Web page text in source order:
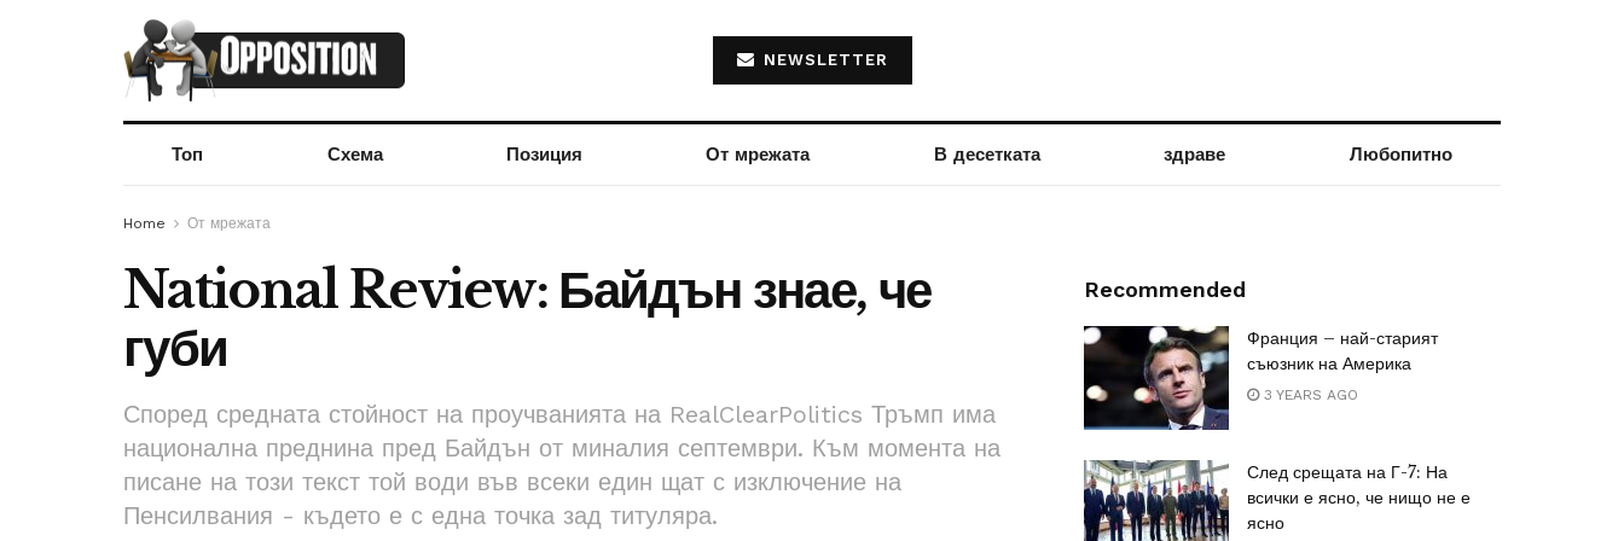
NEWSLETTER
Топ Схема Позиция От мрежата В десетката здраве Любопитно
Home От мрежата
National Review: Байдън знае, че
губи
Според средната стойност на проучванията на RealClearPolitics Тръмп има
национална преднина пред Байдън от миналия септември. Към момента на
писане на този текст той води във всеки един щат с изключение на
Пенсилвания - където е с една точка зад титуляра.
Recommended
Франция – най-старият
съюзник на Америка
3 YEARS AGO
След срещата на Г-7: На
всички е ясно, че нищо не е
ясно